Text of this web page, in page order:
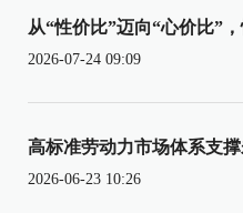
从“性价比”迈向“心价比”
2026-07-24 09:09
高标准劳动力市场体系支
2026-06-23 10:26